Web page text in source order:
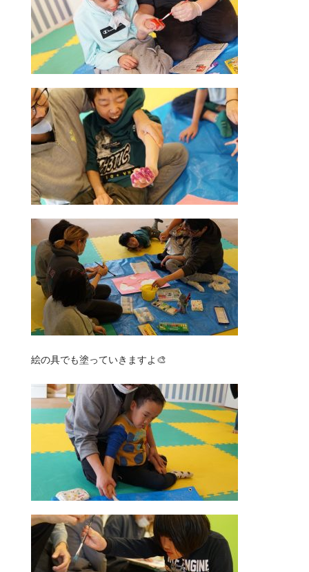
絵の具でも塗っていきますよ🎨